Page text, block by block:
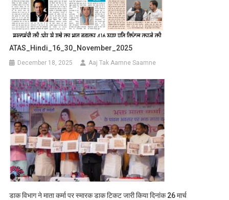
ATAS_Hindi_16_30_November_2025
December 18, 2025 Aaj Tak Aamne Saamne
डाक विभाग ने माता कर्मा पर स्मारक डाक टिकट जारी किया दिनांक 26 मार्च